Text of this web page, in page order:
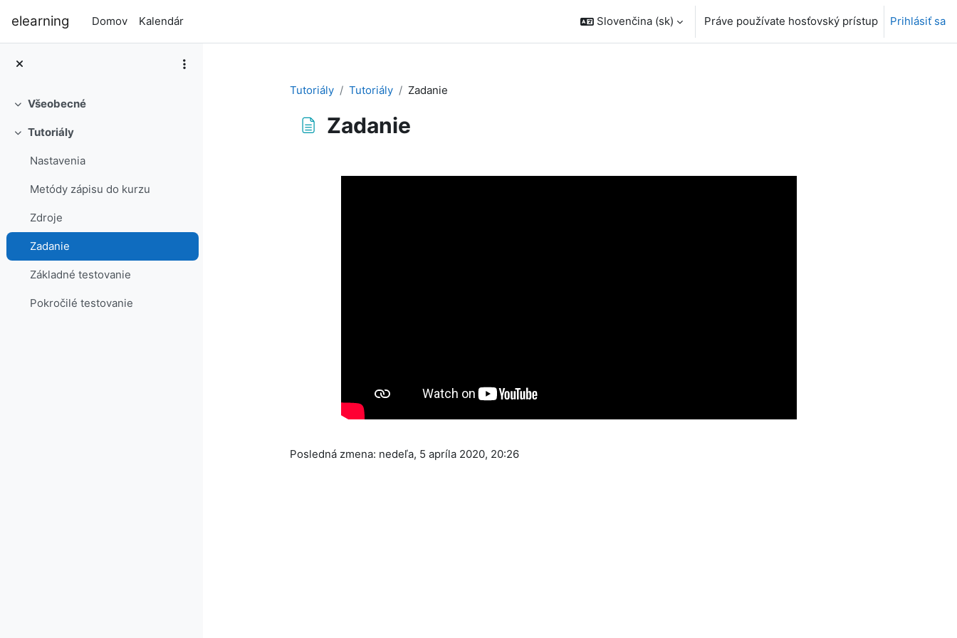
elearning Domov Kalendár Slovenčina ‎(sk)‎ Práve používate hosťovský prístup Prihlásiť sa
Zbaliť
Všeobecné
Zbaliť
Tutoriály
Nastavenia
Metódy zápisu do kurzu
Zdroje
Zadanie
Základné testovanie
Pokročilé testovanie
Tutoriály Tutoriály Zadanie
Zadanie
Posledná zmena: nedeľa, 5 apríla 2020, 20:26